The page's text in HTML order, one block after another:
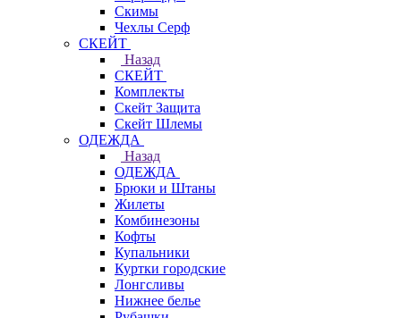
Скимы
Чехлы Cерф
СКЕЙТ
Назад
СКЕЙТ
Комплекты
Скейт Защита
Скейт Шлемы
ОДЕЖДА
Назад
ОДЕЖДА
Брюки и Штаны
Жилеты
Комбинезоны
Кофты
Купальники
Куртки городские
Лонгсливы
Нижнее белье